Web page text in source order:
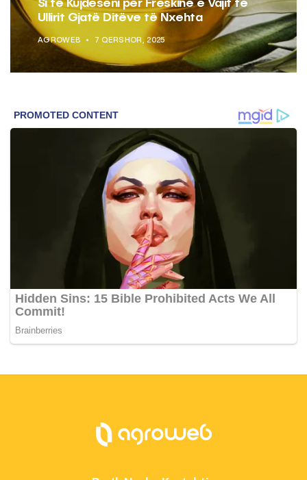
të
Pse Nuk Duhet të Përdorni Letrën e
Aluminit për Ruajtjen e Ushqimeve
AGROWEB 7 QERSHOR, 2025